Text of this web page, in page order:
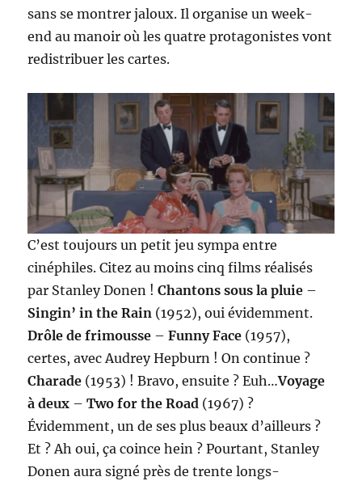
sans se montrer jaloux. Il organise un week-
end au manoir où les quatre protagonistes vont
redistribuer les cartes.
C’est toujours un petit jeu sympa entre
cinéphiles. Citez au moins cinq films réalisés
par Stanley Donen !Chantons sous la pluie –
Singin’ in the Rain (1952), oui évidemment.
Drôle de frimousse – Funny Face (1957),
certes, avec Audrey Hepburn ! On continue ?
Charade (1953) ! Bravo, ensuite ? Euh…Voyage
à deux – Two for the Road (1967) ?
Évidemment, un de ses plus beaux d’ailleurs ?
Et ? Ah oui, ça coince hein ? Pourtant, Stanley
Donen aura signé près de trente longs-